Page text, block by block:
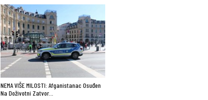
NEMA VIŠE MILOSTI: Afganistanac Osuđen
Na Doživotni Zatvor…